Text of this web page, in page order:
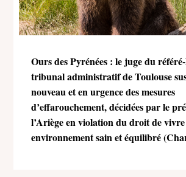
Ours des Pyrénées : le juge du
tribunal administratif de Toulouse
nouveau et en urgence des mesures
d’effarouchement, décidées par le
l’Ariège en violation du droit de
environnement sain et équilibré